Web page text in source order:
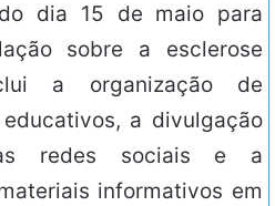
dia 15 de maio para
sobre a esclerose
a organização de
a divulgação
redes sociais e a
informativos em